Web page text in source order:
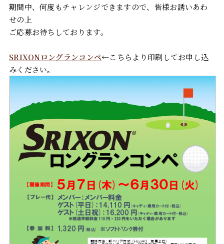
期間中、何度もチャレンジできますので、皆様お誘いあわ
せの上
ご応募お待ちしております。
SRIXONロングランコンペ←こちらより印刷してお申し込
みください。